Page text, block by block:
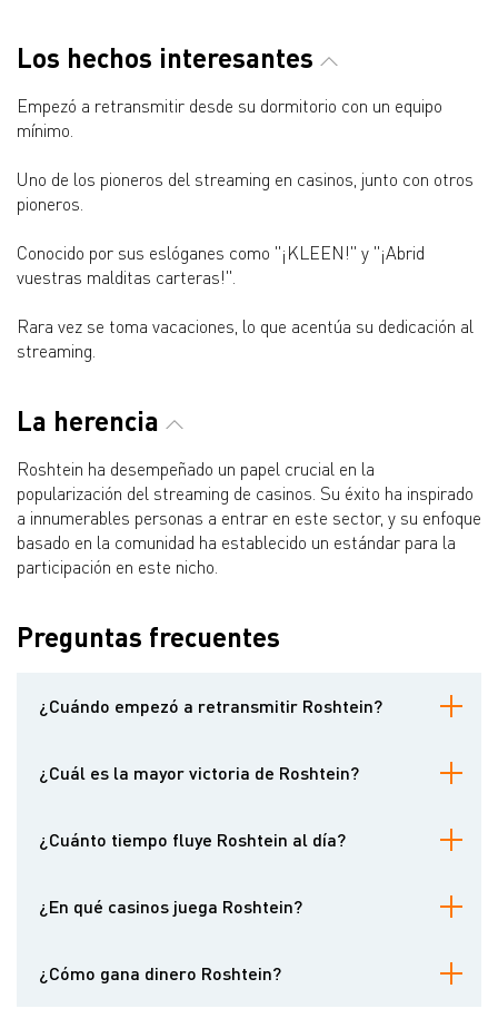
Los hechos interesantes
Empezó a retransmitir desde su dormitorio con un equipo
mínimo.
Uno de los pioneros del streaming en casinos, junto con otros
pioneros.
Conocido por sus eslóganes como "¡KLEEN!" y "¡Abrid
vuestras malditas carteras!".
Rara vez se toma vacaciones, lo que acentúa su dedicación al
streaming.
La herencia
Roshtein ha desempeñado un papel crucial en la
popularización del streaming de casinos. Su éxito ha inspirado
a innumerables personas a entrar en este sector, y su enfoque
basado en la comunidad ha establecido un estándar para la
participación en este nicho.
Preguntas frecuentes
¿Cuándo empezó a retransmitir Roshtein?
la escena del streaming de casinos cuando aún estaba en sus
primeras etapas.
¿Cuál es la mayor victoria de Roshtein?
Stacks.
¿Cuánto tiempo fluye Roshtein al día?
apenas hacer descansos.
¿En qué casinos juega Roshtein?
patrocinadores y socios afiliados.
¿Cómo gana dinero Roshtein?